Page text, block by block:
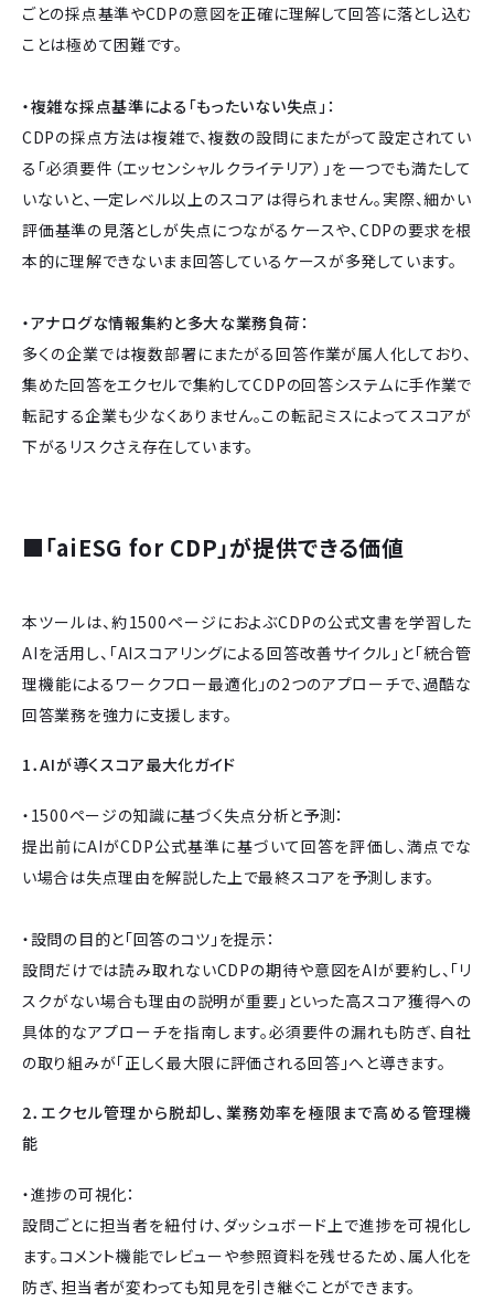
ごとの採点基準やCDPの意図を正確に理解して回答に落とし込む
ことは極めて困難です。
・複雑な採点基準による「もったいない失点」：
CDPの採点方法は複雑で、複数の設問にまたがって設定されてい
る「必須要件（エッセンシャルクライテリア）」を一つでも満たして
いないと、一定レベル以上のスコアは得られません。実際、細かい
評価基準の見落としが失点につながるケースや、CDPの要求を根
本的に理解できないまま回答しているケースが多発しています。
・アナログな情報集約と多大な業務負荷：
多くの企業では複数部署にまたがる回答作業が属人化しており、
集めた回答をエクセルで集約してCDPの回答システムに手作業で
転記する企業も少なくありません。この転記ミスによってスコアが
下がるリスクさえ存在しています。
■「aiESG for CDP」が提供できる価値
本ツールは、約1500ページにおよぶCDPの公式文書を学習した
AIを活用し、「AIスコアリングによる回答改善サイクル」と「統合管
理機能によるワークフロー最適化」の2つのアプローチで、過酷な
回答業務を強力に支援します。
1．AIが導くスコア最大化ガイド
・1500ページの知識に基づく失点分析と予測：
提出前にAIがCDP公式基準に基づいて回答を評価し、満点でな
い場合は失点理由を解説した上で最終スコアを予測します。
・設問の目的と「回答のコツ」を提示：
設問だけでは読み取れないCDPの期待や意図をAIが要約し、「リ
スクがない場合も理由の説明が重要」といった高スコア獲得への
具体的なアプローチを指南します。必須要件の漏れも防ぎ、自社
の取り組みが「正しく最大限に評価される回答」へと導きます。
2．エクセル管理から脱却し、業務効率を極限まで高める管理機
能
・進捗の可視化：
設問ごとに担当者を紐付け、ダッシュボード上で進捗を可視化し
ます。コメント機能でレビューや参照資料を残せるため、属人化を
防ぎ、担当者が変わっても知見を引き継ぐことができます。